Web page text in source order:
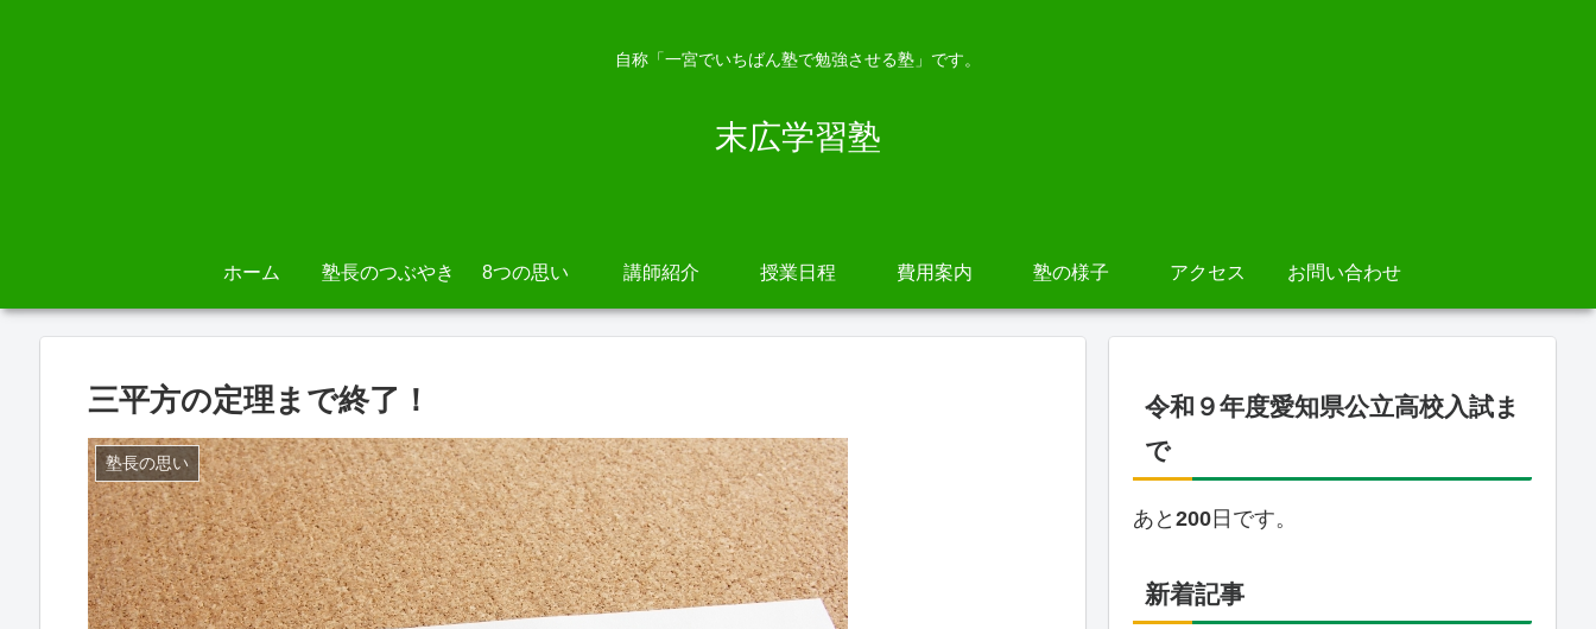
自称「一宮でいちばん塾で勉強させる塾」です。
末広学習塾
ホーム 塾長のつぶやき 8つの思い 講師紹介 授業日程 費用案内 塾の様子 アクセス お問い合わせ
三平方の定理まで終了！
塾長の思い
令和９年度愛知県公立高校入試ま
で
あと 200 日です。
新着記事